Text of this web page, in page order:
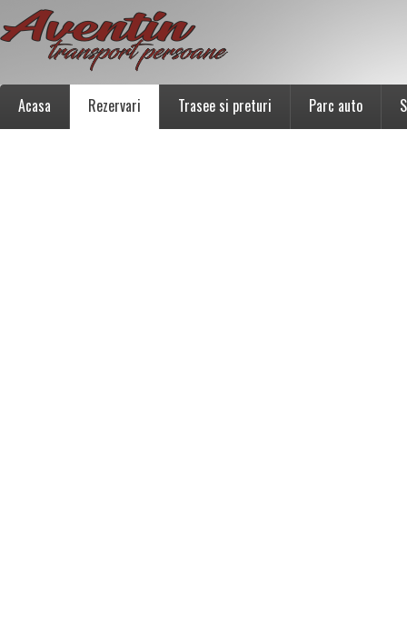
Acasa Rezervari Trasee si preturi Parc auto